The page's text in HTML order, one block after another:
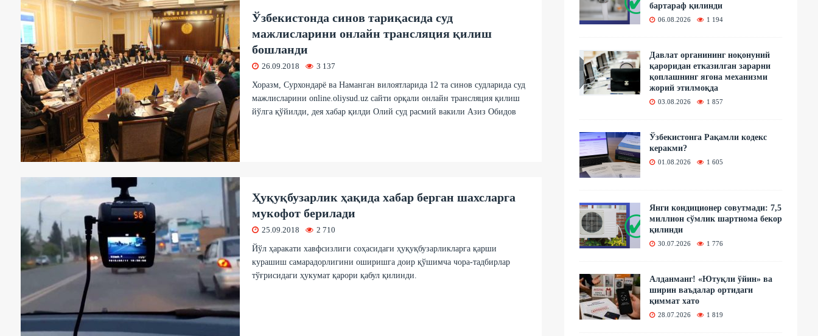
Ўзбекистонда синов тариқасида суд
мажлисларини онлайн трансляция қилиш
бошланди
26.09.2018 3 137
Хоразм, Сурхондарё ва Наманган вилоятларида 12 та синов судларида суд
мажлисларини online.oliysud.uz сайти орқали онлайн трансляция қилиш
йўлга қўйилди, дея хабар қилди Олий суд расмий вакили Азиз Обидов
Ҳуқуқбузарлик ҳақида хабар берган шахсларга
мукофот берилади
25.09.2018 2 710
Йўл ҳаракати хавфсизлиги соҳасидаги ҳуқуқбузарликларга қарши
курашиш самарадорлигини оширишга доир қўшимча чора-тадбирлар
тўғрисидаги ҳукумат қарори қабул қилинди.
бартараф қилинди
06.08.2026 1 194
Давлат органининг ноқонуний
қароридан етказилган зарарни
қоплашнинг ягона механизми
жорий этилмоқда
03.08.2026 1 857
Ўзбекистонга Рақамли кодекс
керакми?
01.08.2026 1 605
Янги кондиционер совутмади: 7,5
миллион сўмлик шартнома бекор
қилинди
30.07.2026 1 776
Алданманг! «Ютуқли ўйин» ва
ширин ваъдалар ортидаги
қиммат хато
28.07.2026 1 819